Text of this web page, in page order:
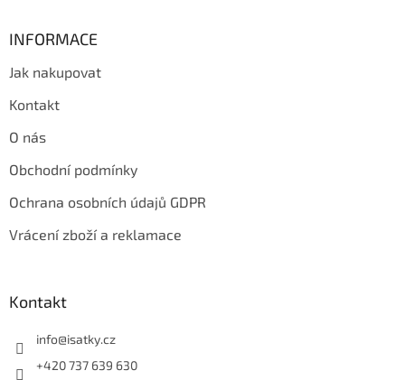
INFORMACE
Jak nakupovat
Kontakt
O nás
Obchodní podmínky
Ochrana osobních údajů GDPR
Vrácení zboží a reklamace
Kontakt
info@isatky.cz
+420 737 639 630